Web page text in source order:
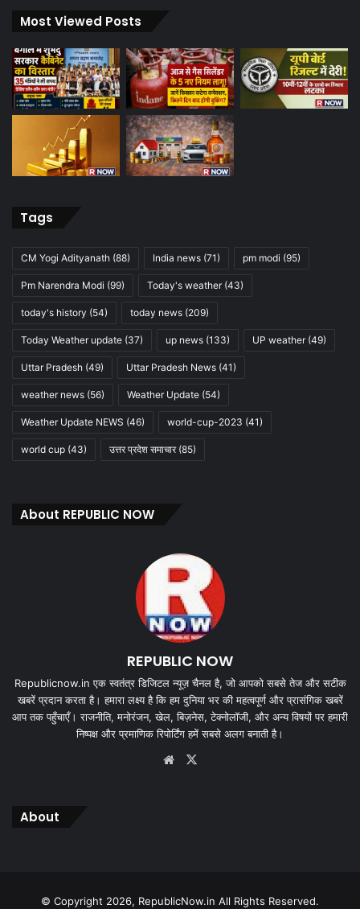
Most Viewed Posts
Tags
CM Yogi Adityanath (88) India news (71) pm modi (95)
Pm Narendra Modi (99) Today's weather(43)
today's history (54) today news (209)
Today Weather update (37) up news (133) UP weather(49)
Uttar Pradesh (49) Uttar Pradesh News (41)
weather news (56) Weather Update (54)
Weather Update NEWS (46) world-cup-2023 (41)
world cup (43) उत्तर प्रदेश समाचार(85)
About REPUBLIC NOW
REPUBLIC NOW
Republicnow.in एक स्वतंत्र डिजिटल न्यूज़ चैनल है, जो आपको सबसे तेज और सटीक
खबरें प्रदान करता है। हमारा लक्ष्य है कि हम दुनिया भर की महत्वपूर्ण और प्रासंगिक खबरें
आप तक पहुँचाएँ। राजनीति, मनोरंजन, खेल, बिज़नेस, टेक्नोलॉजी, और अन्य विषयों पर हमारी
निष्पक्ष और प्रमाणिक रिपोर्टिंग हमें सबसे अलग बनाती है।
Website
About
© Copyright 2026, RepublicNow.in All Rights Reserved.